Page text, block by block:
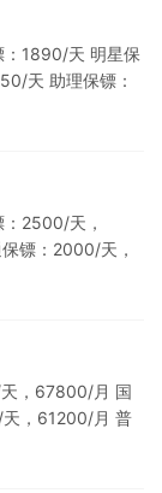
：1890/天 明星保
天 助理保镖：
2500/天，
镖：2000/天，
，67800/月 国
，61200/月 普